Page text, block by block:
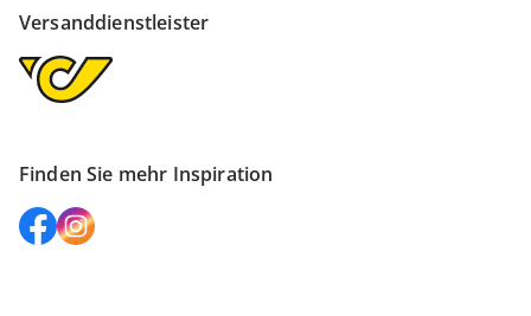
Versanddienstleister
Finden Sie mehr Inspiration